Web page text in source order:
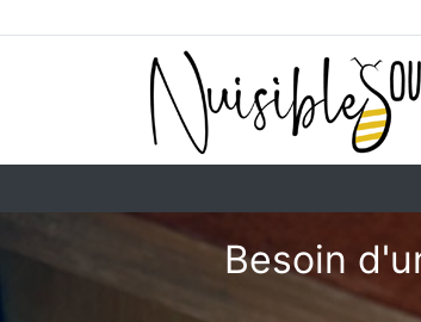
Besoin